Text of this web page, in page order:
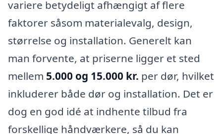
variere betydeligt afhængigt af flere
faktorer såsom materialevalg, design,
størrelse og installation. Generelt kan
man forvente, at priserne ligger et sted
mellem 5.000 og 15.000 kr. per dør, hvilket
inkluderer både dør og installation. Det er
dog en god idé at indhente tilbud fra
forskellige håndværkere, så du kan